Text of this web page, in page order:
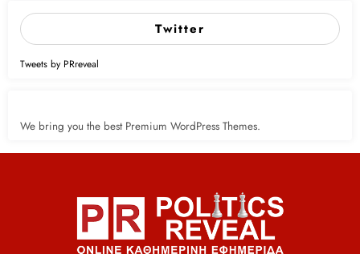
Twitter
Tweets by PRreveal
We bring you the best Premium WordPress Themes.